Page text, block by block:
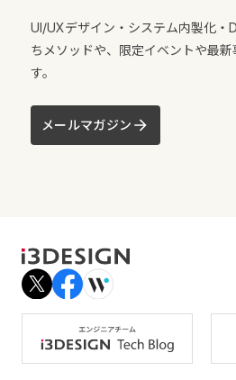
UI/UXデザイン・システム内製化・
ちメソッドや、限定イベントや最
す。
メールマガジン